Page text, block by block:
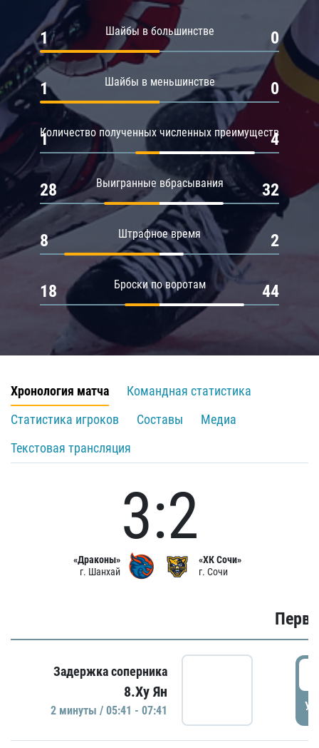
Шайбы в большинстве
1 0
Шайбы в меньшинстве
1 0
Количество полученных численных преимуществ
1 4
Выигранные вбрасывания
28 32
Штрафное время
8 2
Броски по воротам
18 44
Хронология матча
Командная статистика
Статистика игроков
Составы
Медиа
Текстовая трансляция
«Драконы»
г. Шанхай
3:2
«ХК Сочи»
г. Сочи
Задержка соперника
8.Ху Ян
2 минуты / 05:41 - 07:41